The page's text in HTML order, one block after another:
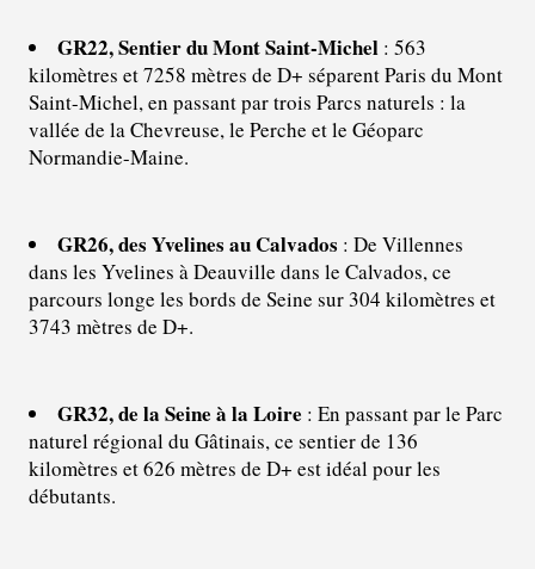
GR22, Sentier du Mont Saint-Michel : 563
kilomètres et 7258 mètres de D+ séparent Paris du Mont
Saint-Michel, en passant par trois Parcs naturels : la
vallée de la Chevreuse, le Perche et le Géoparc
Normandie-Maine.
GR26, des Yvelines au Calvados : De Villennes
dans les Yvelines à Deauville dans le Calvados, ce
parcours longe les bords de Seine sur 304 kilomètres et
3743 mètres de D+.
GR32, de la Seine à la Loire : En passant par le Parc
naturel régional du Gâtinais, ce sentier de 136
kilomètres et 626 mètres de D+ est idéal pour les
débutants.